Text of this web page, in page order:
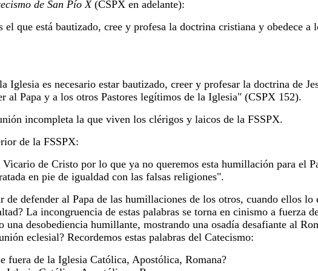
de San Pío X(CSPX en adelante):
el que está bautizado, cree y profesa la doctrina cristiana y obedece a
Iglesia es necesario estar bautizado, creer y profesar la doctrina de
al Papa y a los otros Pastores legítimos de la Iglesia" (CSPX 152).
incompleta la que viven los clérigos y laicos de la FSSPX.
de la FSSPX:
Vicario de Cristo por lo que ya no queremos esta humillación para el
en pie de igualdad con las falsas religiones".
de defender al Papa de las humillaciones de los otros, cuando ellos
La incongruencia de estas palabras se torna en cinismo a fuerza
una desobediencia humillante, mostrando una osadía desafiante al
eclesial? Recordemos estas palabras del Catecismo:
fuera de la Iglesia Católica, Apostólica, Romana?